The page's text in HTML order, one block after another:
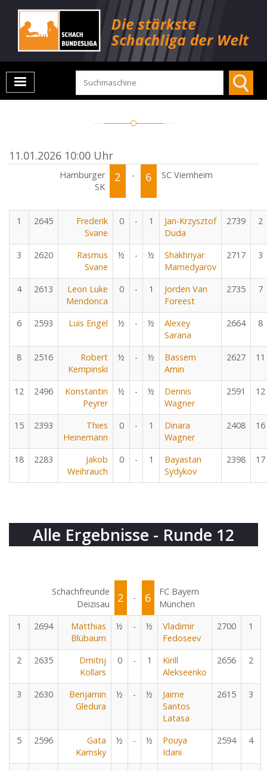
11.01.2026 10:00 Uhr
Hamburger
SK
2 - 6 SC Viernheim
1 2645
Frederik
Svane
0 - 1
Jan-Krzysztof
Duda
2739 2
3 2620
Rasmus
Svane
½ - ½
Shakhriyar
Mamedyarov
2717 3
4 2613
Leon Luke
Mendonca
0 - 1
Jorden Van
Foreest
2735 7
6 2593 Luis Engel ½ - ½
Alexey
Sarana
2664 8
8 2516
Robert
Kempinski
½ - ½
Bassem
Amin
2627 11
12 2496
Konstantin
Peyrer
½ - ½
Dennis
Wagner
2591 12
15 2393
Thies
Heinemann
0 - 1
Dinara
Wagner
2408 16
18 2283
Jakob
Weihrauch
0 - 1
Bayastan
Sydykov
2398 17
Alle Ergebnisse - Runde 12
Schachfreunde
Deizisau
2 - 6
FC Bayern
München
1
2694
Matthias
Blübaum
½ - ½
Vladimir
Fedoseev
2700 1
2 2635
Dmitrij
Kollars
0 - 1
Kirill
Alekseenko
2656 2
3 2630
Benjamin
Gledura
½ - ½
Jaime
Santos
Latasa
2615 3
5 2596
Gata
Kamsky
½ - ½
Pouya
Idani
2594 4